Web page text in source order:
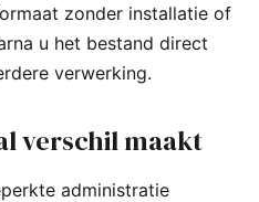
zonder installatie of
u het bestand direct
verwerking.
verschil maakt
administratie